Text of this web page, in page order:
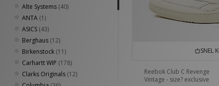
Alte Systems (40)
ANTA (1)
ASICS (43)
Berghaus (12)
Birkenstock (11)
Carhartt WIP (178)
Clarks Originals (12)
SNEL
Reebok Club C Revenge
Vintage - size? exclusive